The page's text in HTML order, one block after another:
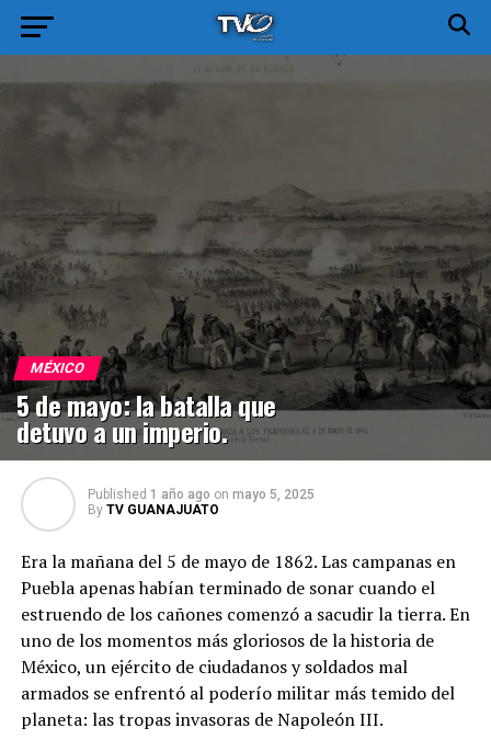
MÉXICO
5 de mayo: la batalla que
detuvo a un imperio.
Published 1 año ago on mayo 5, 2025
By TV GUANAJUATO
Era la mañana del 5 de mayo de 1862. Las campanas en
Puebla apenas habían terminado de sonar cuando el
estruendo de los cañones comenzó a sacudir la tierra. En
uno de los momentos más gloriosos de la historia de
México, un ejército de ciudadanos y soldados mal
armados se enfrentó al poderío militar más temido del
planeta: las tropas invasoras de Napoleón III.